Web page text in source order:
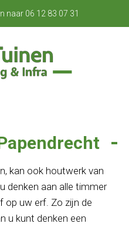
naar 06 12 83 07 31
kan ook houtwerk van
denken aan alle timmer
op uw erf. Zo zijn de
u kunt denken een